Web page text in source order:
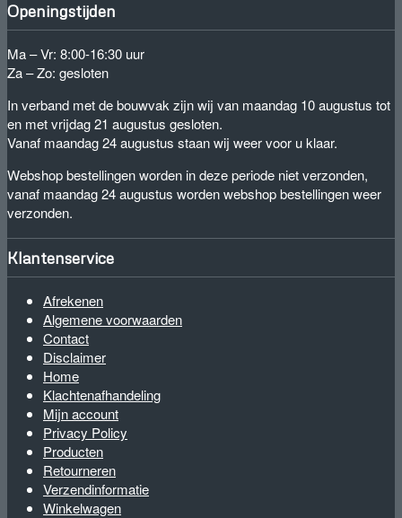
Openingstijden
Ma – Vr: 8:00-16:30 uur
Za – Zo: gesloten
In verband met de bouwvak zijn wij van maandag 10 augustus tot
en met vrijdag 21 augustus gesloten.
Vanaf maandag 24 augustus staan wij weer voor u klaar.
Webshop bestellingen worden in deze periode niet verzonden,
vanaf maandag 24 augustus worden webshop bestellingen weer
verzonden.
Klantenservice
Afrekenen
Algemene voorwaarden
Contact
Disclaimer
Home
Klachtenafhandeling
Mijn account
Privacy Policy
Producten
Retourneren
Verzendinformatie
Winkelwagen